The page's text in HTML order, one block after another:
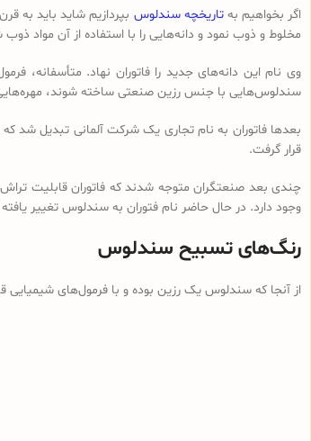
اگر بخواهیم بهتاریخچه سندلوس
مخلوط و ذوب نمود و دانه‌هایی را با استفاده از آن مواد
وی نام این دانه‌های جدید را فاتوران نهاد. متأسفانه،
سندلوس‌هایی با جنس رزین صنعتی ساخته شوند، مهره‌هایی
بعدها فاتوران به نام تجاری یک شرکت آلمانی تبدیل شد
قرار گرفت.
چندی بعد صنعتگران متوجه شدند که فاتوران قابلیت
وجود دارد. در حال حاضر نام فتوران به سندلوس تغییر
رنگ‌های تسبیح سندلوس
از آنجا که سندلوس یک رزین بوده و با فرمول‌های